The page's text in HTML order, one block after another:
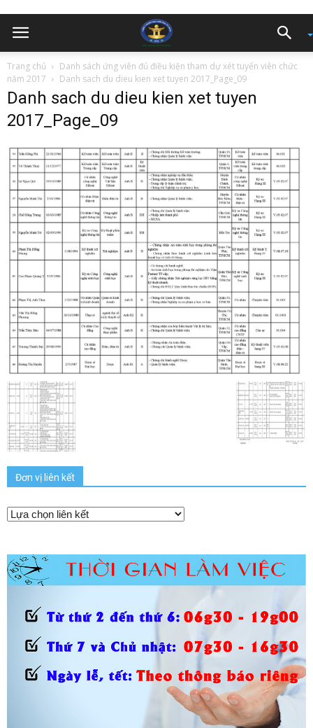
Trang chủ
Danh sách ứng viên đủ điều kiện tham dự xét tuyển viên chức
năm 2017
Danh sach du dieu kien xet tuyen 2017_Page_09
Danh sach du dieu kien xet tuyen
2017_Page_09
Đơn vị liên kết